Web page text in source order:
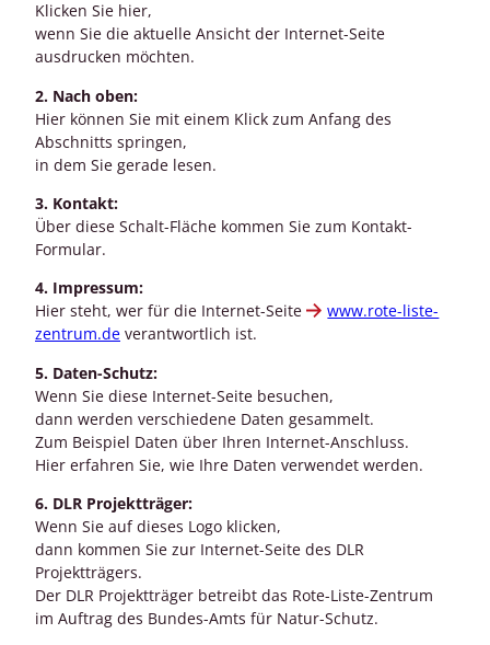
Klicken Sie hier,
wenn Sie die aktuelle Ansicht der Internet-Seite
ausdrucken möchten.
2. Nach oben:
Hier können Sie mit einem Klick zum Anfang des
Abschnitts springen,
in dem Sie gerade lesen.
3. Kontakt:
Über diese Schalt-Fläche kommen Sie zum Kontakt-
Formular.
4. Impressum:
Hier steht, wer für die Internet-Seite
www.rote-liste-
zentrum.de verantwortlich ist.
5. Daten-Schutz:
Wenn Sie diese Internet-Seite besuchen,
dann werden verschiedene Daten gesammelt.
Zum Beispiel Daten über Ihren Internet-Anschluss.
Hier erfahren Sie, wie Ihre Daten verwendet werden.
6. DLR Projektträger:
Wenn Sie auf dieses Logo klicken,
dann kommen Sie zur Internet-Seite des DLR
Projektträgers.
Der DLR Projektträger betreibt das Rote-Liste-Zentrum
im Auftrag des Bundes-Amts für Natur-Schutz.